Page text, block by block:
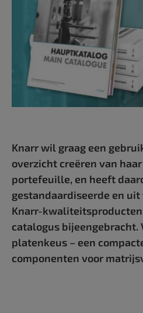
Knarr wil graag een
overzicht creëren van
portefeuille, en heeft
gestandaardiseerde en
Knarr-
catalogus bijeengebracht.
platenkeus – een
componenten voor